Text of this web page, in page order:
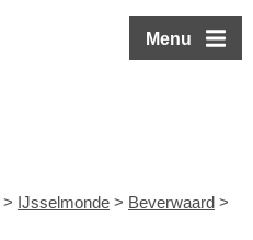
Menu
> IJsselmonde > Beverwaard >